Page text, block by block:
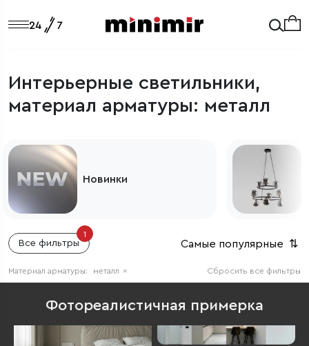
Интерьерные светильники,
материал арматуры: металл
Новинки
Все фильтры
1
Самые популярные ⇅
Сбросить все фильтры
Материал арматуры: металл ×
Фотореалистичная примерка